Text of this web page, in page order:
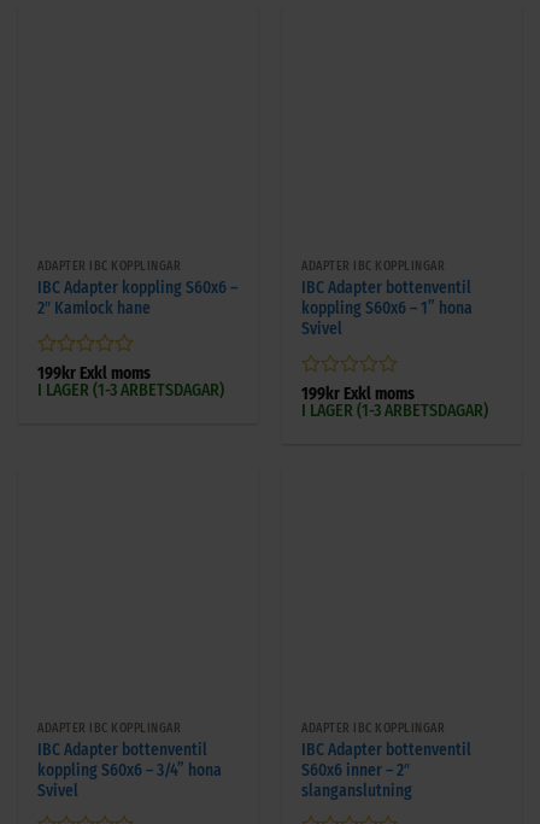
ADAPTER IBC KOPPLINGAR
IBC Adapter koppling S60x6 –
2″ Kamlock hane
Betygsatt
0
199kr Exkl moms
I LAGER (1-3 ARBETSDAGAR)
ADAPTER IBC KOPPLINGAR
IBC Adapter bottenventil
koppling S60x6 – 1” hona
Svivel
Betygsatt
0
199kr Exkl moms
I LAGER (1-3 ARBETSDAGAR)
ADAPTER IBC KOPPLINGAR
IBC Adapter bottenventil
koppling S60x6 – 3/4” hona
Svivel
ADAPTER IBC KOPPLINGAR
IBC Adapter bottenventil
S60x6 inner – 2″
slanganslutning